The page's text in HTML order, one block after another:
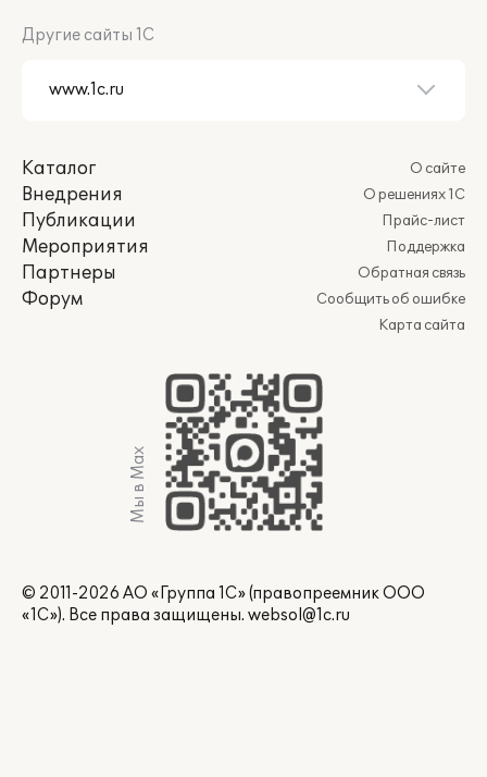
Другие сайты 1С
Каталог
Внедрения
Публикации
Мероприятия
Партнеры
Форум
О сайте
О решениях 1С
Прайс-лист
Поддержка
Обратная связь
Сообщить об ошибке
Карта сайта
Мы в Max
© 2011-2026 АО «Группа 1С» (правопреемник ООО
«1С»). Все права защищены. websol@1c.ru